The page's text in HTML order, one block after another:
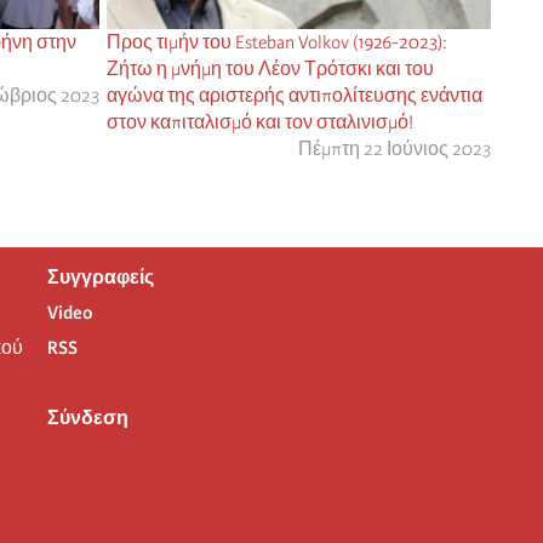
στην
2023
Προς τιμήν του Esteban Volkov (1926-2023):
Ζήτω η μνήμη του Λέον Τρότσκι και του
αγώνα της αριστερής αντιπολίτευσης ενάντια
στον καπιταλισμό και τον σταλινισμό!
Πέμπτη 22 Ιούνιος 2023
Συγγραφείς
Video
RSS
Σύνδεση